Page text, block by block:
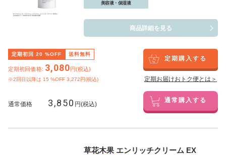
美容液・保湿液
商品詳細を見る
定期初回 20 %OFF 送料無料
定期初回価格: 3,080円(税込)
※2回目以降は 15 %OFF 3,272円(税込)
定期購入する
定期お届けおトク便とは＞
通常価格 3,850 円(税込) 通常購入する
草花木果 エンリッチクリーム EX